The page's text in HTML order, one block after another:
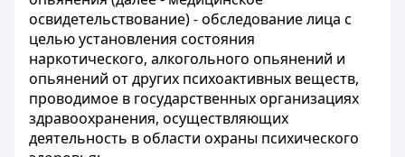
освидетельствование) - обследование лица с
целью установления состояния
наркотического, алкогольного опьянений и
опьянений от других психоактивных веществ,
проводимое в государственных организациях
здравоохранения, осуществляющих
деятельность в области охраны психического